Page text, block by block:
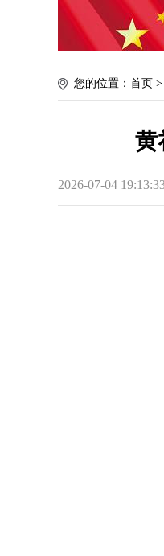
您的位置： 首页 >
黄
2026-07-04